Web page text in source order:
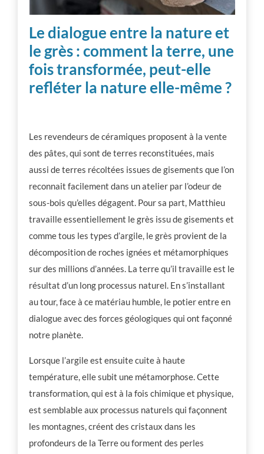
Le dialogue entre la nature et
le grès:comment la terre, une
fois transformée, peut-elle
refléter la nature elle-même ?
Les revendeurs de céramiques proposent à la vente
des pâtes, qui sont de terres reconstituées, mais
aussi de terres récoltées issues de gisements que l’on
reconnait facilement dans un atelier par l’odeur de
sous-bois qu’elles dégagent. Pour sa part, Matthieu
travaille essentiellement le grès issu de gisements et
comme tous les types d’argile, le grès provient de la
décomposition de roches ignées et métamorphiques
sur des millions d’années. La terre qu’il travaille est le
résultat d’un long processus naturel. En s’installant
au tour, face à ce matériau humble, le potier entre en
dialogue avec des forces géologiques qui ont façonné
notre planète.
Lorsque l’argile est ensuite cuite à haute
température, elle subit une métamorphose. Cette
transformation, qui est à la fois chimique et physique,
est semblable aux processus naturels qui façonnent
les montagnes, créent des cristaux dans les
profondeurs de la Terre ou forment des perles